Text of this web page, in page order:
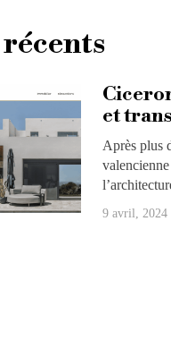
et
Après plus
9 avril, 2024